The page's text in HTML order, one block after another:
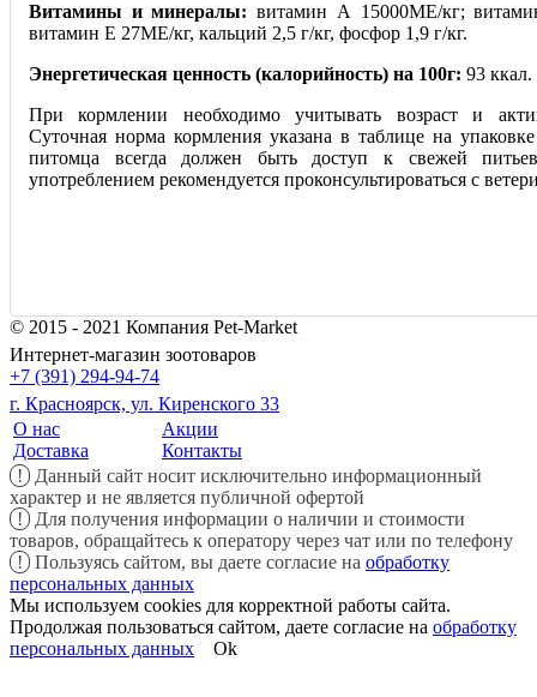
Витамины и минералы: витамин А 15000ME/кг;
витамин Е 27ME/кг, кальций 2,5 г/кг, фосфор 1,9 г/кг.
Энергетическая ценность (калорийность) на 100г: 93 ккал.
При кормлении необходимо учитывать возраст и
Суточная норма кормления указана в таблице на
питомца всегда должен быть доступ к свежей
употреблением рекомендуется проконсультироваться с
© 2015 - 2021 Компания Pet-Market
Интернет-магазин зоотоваров
+7 (391) 294-94-74
г. Красноярск, ул. Киренского 33
О нас
Доставка
Акции
Контакты
!
Данный сайт носит исключительно информационный
характер и не является публичной офертой
!
Для получения информации о наличии и стоимости
товаров, обращайтесь к оператору через чат или по телефону
!
Пользуясь сайтом, вы даете согласие на обработку
персональных данных
Мы используем cookies для корректной работы сайта.
Продолжая пользоваться сайтом, даете согласие на обработку
персональных данных
Ok